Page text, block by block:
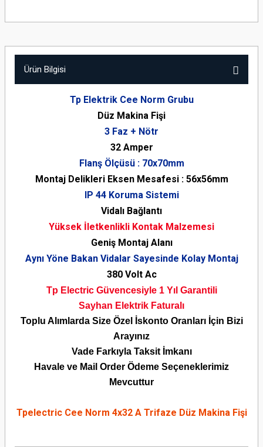
Ürün Bilgisi
Tp Elektrik Cee Norm Grubu
Düz Makina Fişi
3 Faz + Nötr
32 Amper
Flanş Ölçüsü : 70x70mm
Montaj Delikleri Eksen Mesafesi : 56x56mm
IP 44 Koruma Sistemi
Vidalı Bağlantı
Yüksek İletkenlikli Kontak Malzemesi
Geniş Montaj Alanı
Aynı Yöne Bakan Vidalar Sayesinde Kolay Montaj
380 Volt Ac
Tp Electric Güvencesiyle 1 Yıl Garantili
Sayhan Elektrik Faturalı
Toplu Alımlarda Size Özel İskonto Oranları İçin Bizi
Arayınız
Vade Farkıyla Taksit İmkanı
Havale ve Mail Order Ödeme Seçeneklerimiz
Mevcuttur
Tpelectric Cee Norm 4x32 A Trifaze Düz Makina Fişi